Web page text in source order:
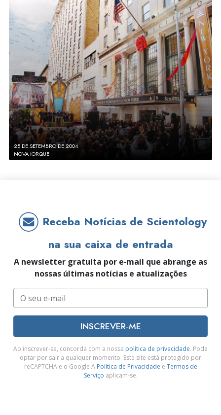
25 DE SETEMBRO DE 2004
NOVA IORQUE
Receba Notícias de Scientology
na sua caixa de entrada
A newsletter gratuita por e‑mail que abrange as
nossas últimas notícias e atualizações
INSCREVER‑ME
Ao inscrever‑se, concorda com a nossa política de privacidade. Pode
optar por sair a qualquer momento. Este site está protegido por
reCAPTCHA e o Google A Política de Privacidade e Termos de
Serviço aplicam‑se.